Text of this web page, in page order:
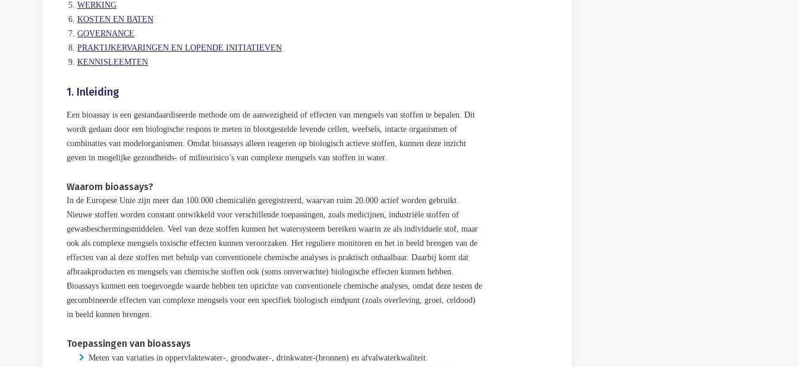
WERKING
KOSTEN EN BATEN
GOVERNANCE
PRAKTIJKERVARINGEN EN LOPENDE INITIATIEVEN
KENNISLEEMTEN
1. Inleiding
Een bioassay is een gestandaardiseerde methode om de aanwezigheid of effecten van mengsels van stoffen te bepalen. Dit
wordt gedaan door een biologische respons te meten in blootgestelde levende cellen, weefsels, intacte organismen of
combinaties van modelorganismen. Omdat bioassays alleen reageren op biologisch actieve stoffen, kunnen deze inzicht
geven in mogelijke gezondheids- of milieurisico’s van complexe mengsels van stoffen in water.
Waarom bioassays?
In de Europese Unie zijn meer dan 100.000 chemicaliën geregistreerd, waarvan ruim 20.000 actief worden gebruikt.
Nieuwe stoffen worden constant ontwikkeld voor verschillende toepassingen, zoals medicijnen, industriële stoffen of
gewasbeschermingsmiddelen. Veel van deze stoffen kunnen het watersysteem bereiken waarin ze als individuele stof, maar
ook als complexe mengsels toxische effecten kunnen veroorzaken. Het reguliere monitoren en het in beeld brengen van de
effecten van al deze stoffen met behulp van conventionele chemische analyses is praktisch onhaalbaar. Daarbij komt dat
afbraakproducten en mengsels van chemische stoffen ook (soms onverwachte) biologische effecten kunnen hebben.
Bioassays kunnen een toegevoegde waarde hebben ten opzichte van conventionele chemische analyses, omdat deze testen de
gecombineerde effecten van complexe mengsels voor een specifiek biologisch eindpunt (zoals overleving, groei, celdood)
in beeld kunnen brengen.
Toepassingen van bioassays
Meten van variaties in oppervlaktewater-, grondwater-, drinkwater-(bronnen) en afvalwaterkwaliteit.